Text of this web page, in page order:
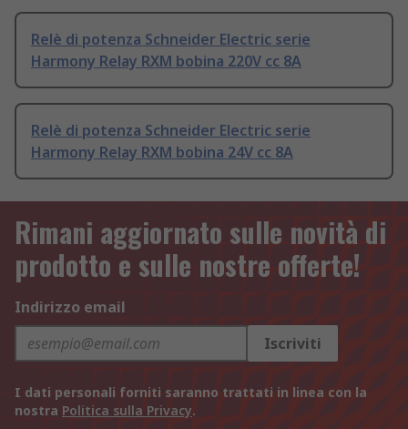
Relè di potenza Schneider Electric serie
Harmony Relay RXM bobina 220V cc 8A
Relè di potenza Schneider Electric serie
Harmony Relay RXM bobina 24V cc 8A
Rimani aggiornato sulle novità di
prodotto e sulle nostre offerte!
Indirizzo email
Iscriviti
I dati personali forniti saranno trattati in linea con la
nostra Politica sulla Privacy.